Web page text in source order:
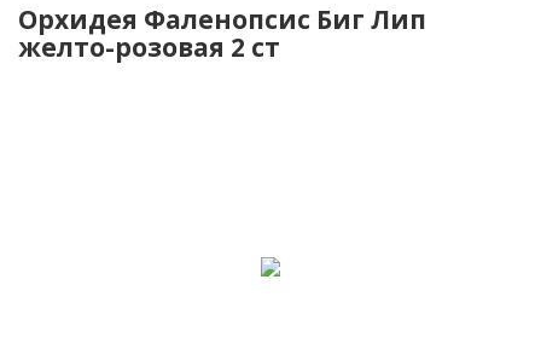
Орхидея Фаленопсис Биг Лип
желто-розовая 2 ст